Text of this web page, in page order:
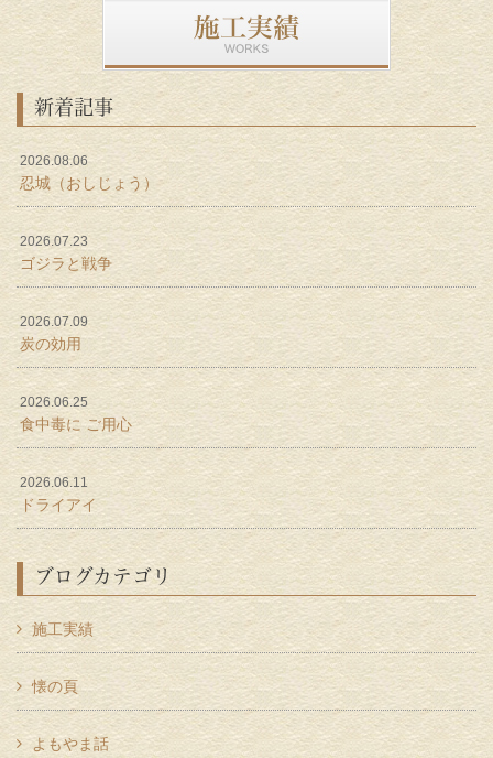
新着記事
2026.08.06
忍城（おしじょう）
2026.07.23
ゴジラと戦争
2026.07.09
炭の効用
2026.06.25
食中毒に ご用心
2026.06.11
ドライアイ
ブログカテゴリ
施工実績
懐の頁
よもやま話